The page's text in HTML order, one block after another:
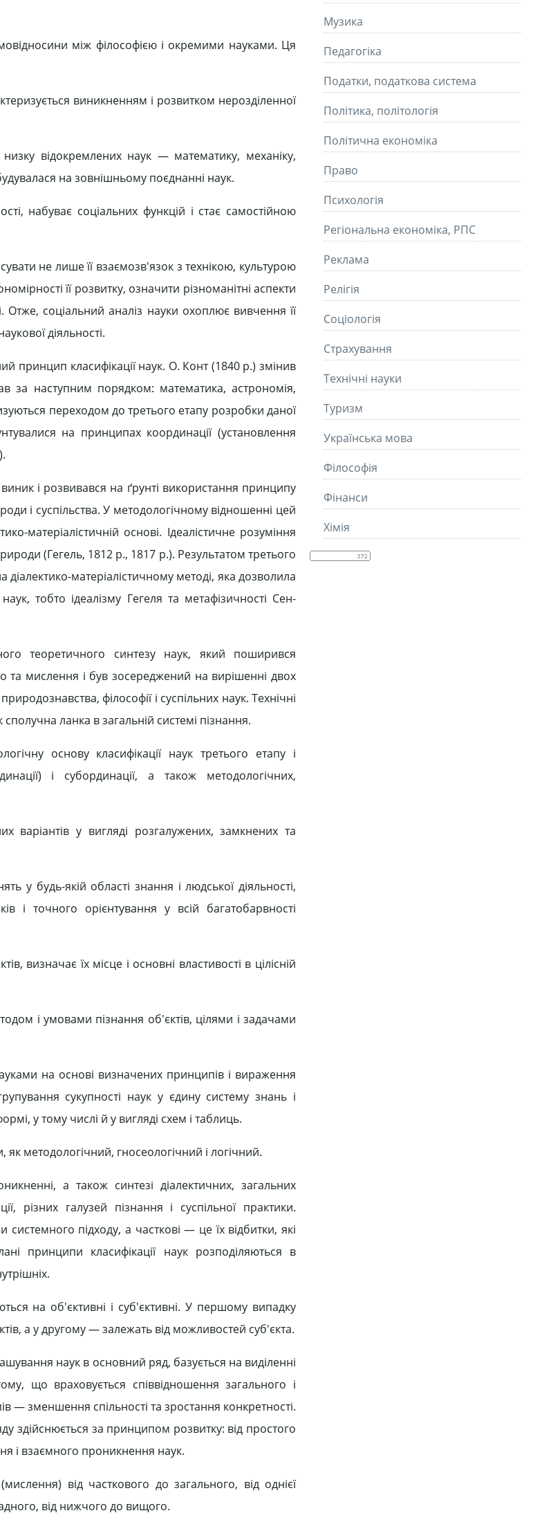
між філософією і окремими науками. Ця
виникненням і розвитком нерозділенної
відокремлених наук — математику, механіку,
на зовнішньому поєднанні наук.
набуває соціальних функцій і стає самостійною
не лише її взаємозв'язок з технікою, культурою
її розвитку, означити різноманітні аспекти
Отже, соціальний аналіз науки охоплює вивчення її
діяльності.
принцип класифікації наук. О. Конт (1840 р.) змінив
за наступним порядком: математика, астрономія,
переходом до третього етапу розробки даної
на принципах координації (установлення
виник і розвивався на ґрунті використання принципу
і суспільства. У методологічному відношенні цей
матеріалістичній основі. Ідеалістичне розуміння
(Гегель, 1812 р., 1817 р.). Результатом третього
матеріалістичному методі, яка дозволила
тобто ідеалізму Гегеля та метафізичності Сен-
теоретичного синтезу наук, який поширився
та мислення і був зосереджений на вирішенні двох
філософії і суспільних наук. Технічні
ланка в загальній системі пізнання.
основу класифікації наук третього етапу і
і субординації, а також методологічних,
варіантів у вигляді розгалужених, замкнених та
у будь-якій області знання і людської діяльності,
і точного орієнтування у всій багатобарвності
визначає їх місце і основні властивості в цілісній
і умовами пізнання об'єктів, цілями і задачами
на основі визначених принципів і вираження
сукупності наук у єдину систему знань і
у тому числі й у вигляді схем і таблиць.
як методологічний, гносеологічний і логічний.
а також синтезі діалектичних, загальних
різних галузей пізнання і суспільної практики.
підходу, а часткові — це їх відбитки, які
принципи класифікації наук розподіляються в
на об'єктивні і суб'єктивні. У першому випадку
а у другому — залежать від можливостей суб'єкта.
наук в основний ряд, базується на виділенні
що враховується співвідношення загального і
— зменшення спільності та зростання конкретності.
здійснюється за принципом розвитку: від простого
і взаємного проникнення наук.
від часткового до загального, від однієї
від нижчого до вищого.
Музика
Педагогіка
Податки, податкова система
Політика, політологія
Політична економіка
Право
Психологія
Регіональна економіка, РПС
Реклама
Релігія
Соціологія
Страхування
Технічні науки
Туризм
Українська мова
Філософія
Фінанси
Хімія